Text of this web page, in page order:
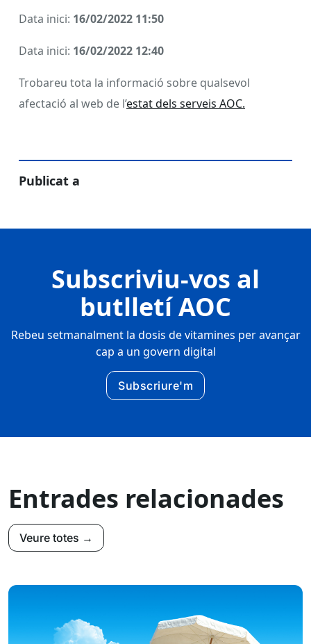
Data inici: 16/02/2022 11:50
Data inici: 16/02/2022 12:40
Trobareu tota la informació sobre qualsevol
afectació al web de l’estat dels serveis AOC.
Publicat a
Subscriviu-vos al
butlletí AOC
Rebeu setmanalment la dosis de vitamines per avançar
cap a un govern digital
Subscriure'm
Entrades relacionades
Veure totes →